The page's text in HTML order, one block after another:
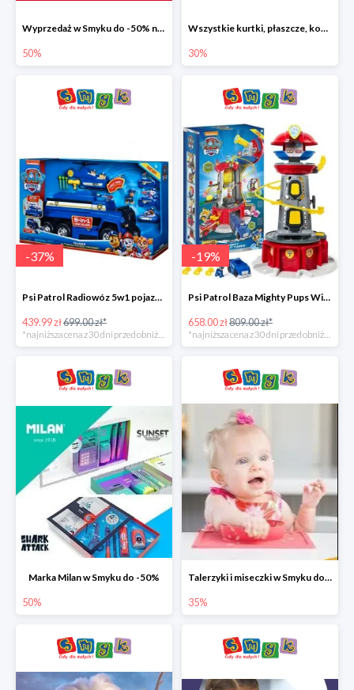
Wyprzedaż w Smyku do -50% na ubrania i buty
50%
Wszystkie kurtki, płaszcze, kombinezony i spodnie narciarskie -30%
30%
-37%
Psi Patrol Radiowóz 5w1 pojazd ratunkowy z figurką Chase'a -37%
439.99 zł699.00 zł*
-19%
Psi Patrol Baza Mighty Pups Wieża obserwacyjna+pojazd z figurką -19%
658.00 zł809.00 zł*
Marka Milan w Smyku do -50%
50%
Talerzyki i miseczki w Smyku do -35%
35%